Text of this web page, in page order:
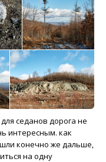
седанов дорога не
интересным. как
конечно же дальше,
на одну